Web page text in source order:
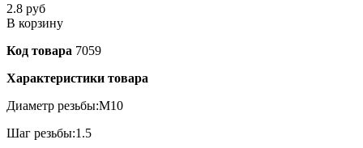
2.8 руб
В корзину
Код товара 7059
Характеристики товара
Диаметр резьбы:М10
Шаг резьбы:1.5